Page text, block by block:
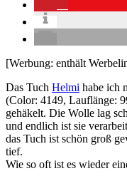
[Werbung: enthält
Das Tuch Helmi habe ich
(Color: 4149, Lauflänge:
gehäkelt. Die Wolle lag
und endlich ist sie
das Tuch ist schön groß
tief.
Wie so oft ist es wieder